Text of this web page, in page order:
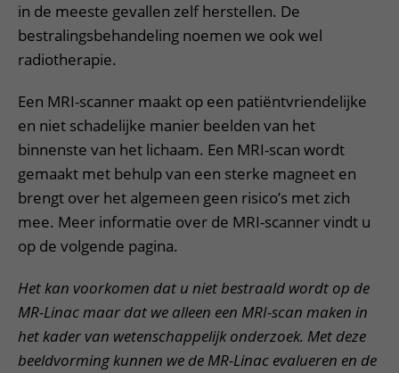
in de meeste gevallen zelf herstellen. De
bestralingsbehandeling noemen we ook wel
radiotherapie.
Een MRI-scanner maakt op een patiëntvriendelijke
en niet schadelijke manier beelden van het
binnenste van het lichaam. Een MRI-scan wordt
gemaakt met behulp van een sterke magneet en
brengt over het algemeen geen risico’s met zich
mee. Meer informatie over de MRI-scanner vindt u
op de volgende pagina.
Het kan voorkomen dat u niet bestraald wordt op de
MR-Linac maar dat we alleen een MRI-scan maken in
het kader van wetenschappelijk onderzoek. Met deze
beeldvorming kunnen we de MR-Linac evalueren en de